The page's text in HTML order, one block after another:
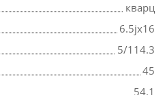
кварц
6.5jx16
5/114.3
45
54.1